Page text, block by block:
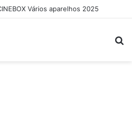
Vários aparelhos 2025